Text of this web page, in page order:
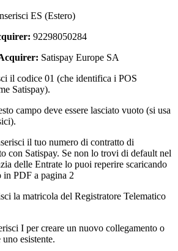
ES (Estero)
92298050284
Satispay Europe SA
il codice 01 (che identifica i POS
Satispay).
campo deve essere lasciato vuoto (si usa
il tuo numero di contratto di
con Satispay. Se non lo trovi di default nel
delle Entrate lo puoi reperire scaricando
in PDF a pagina 2
la matricola del Registratore Telematico
I per creare un nuovo collegamento o
esistente.